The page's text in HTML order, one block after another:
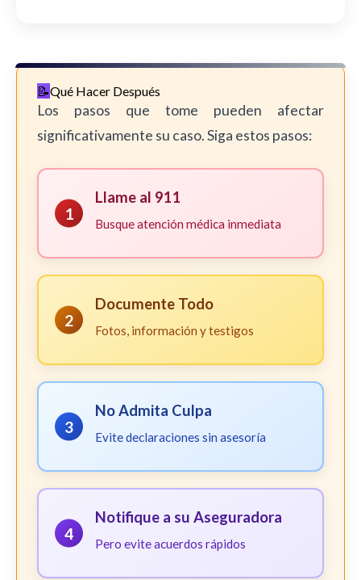
Qué Hacer Después
Los pasos que tome pueden afectar
significativamente su caso. Siga estos pasos:
1
Llame al 911
Busque atención médica inmediata
2
Documente Todo
Fotos, información y testigos
3
No Admita Culpa
Evite declaraciones sin asesoría
4
Notifique a su Aseguradora
Pero evite acuerdos rápidos